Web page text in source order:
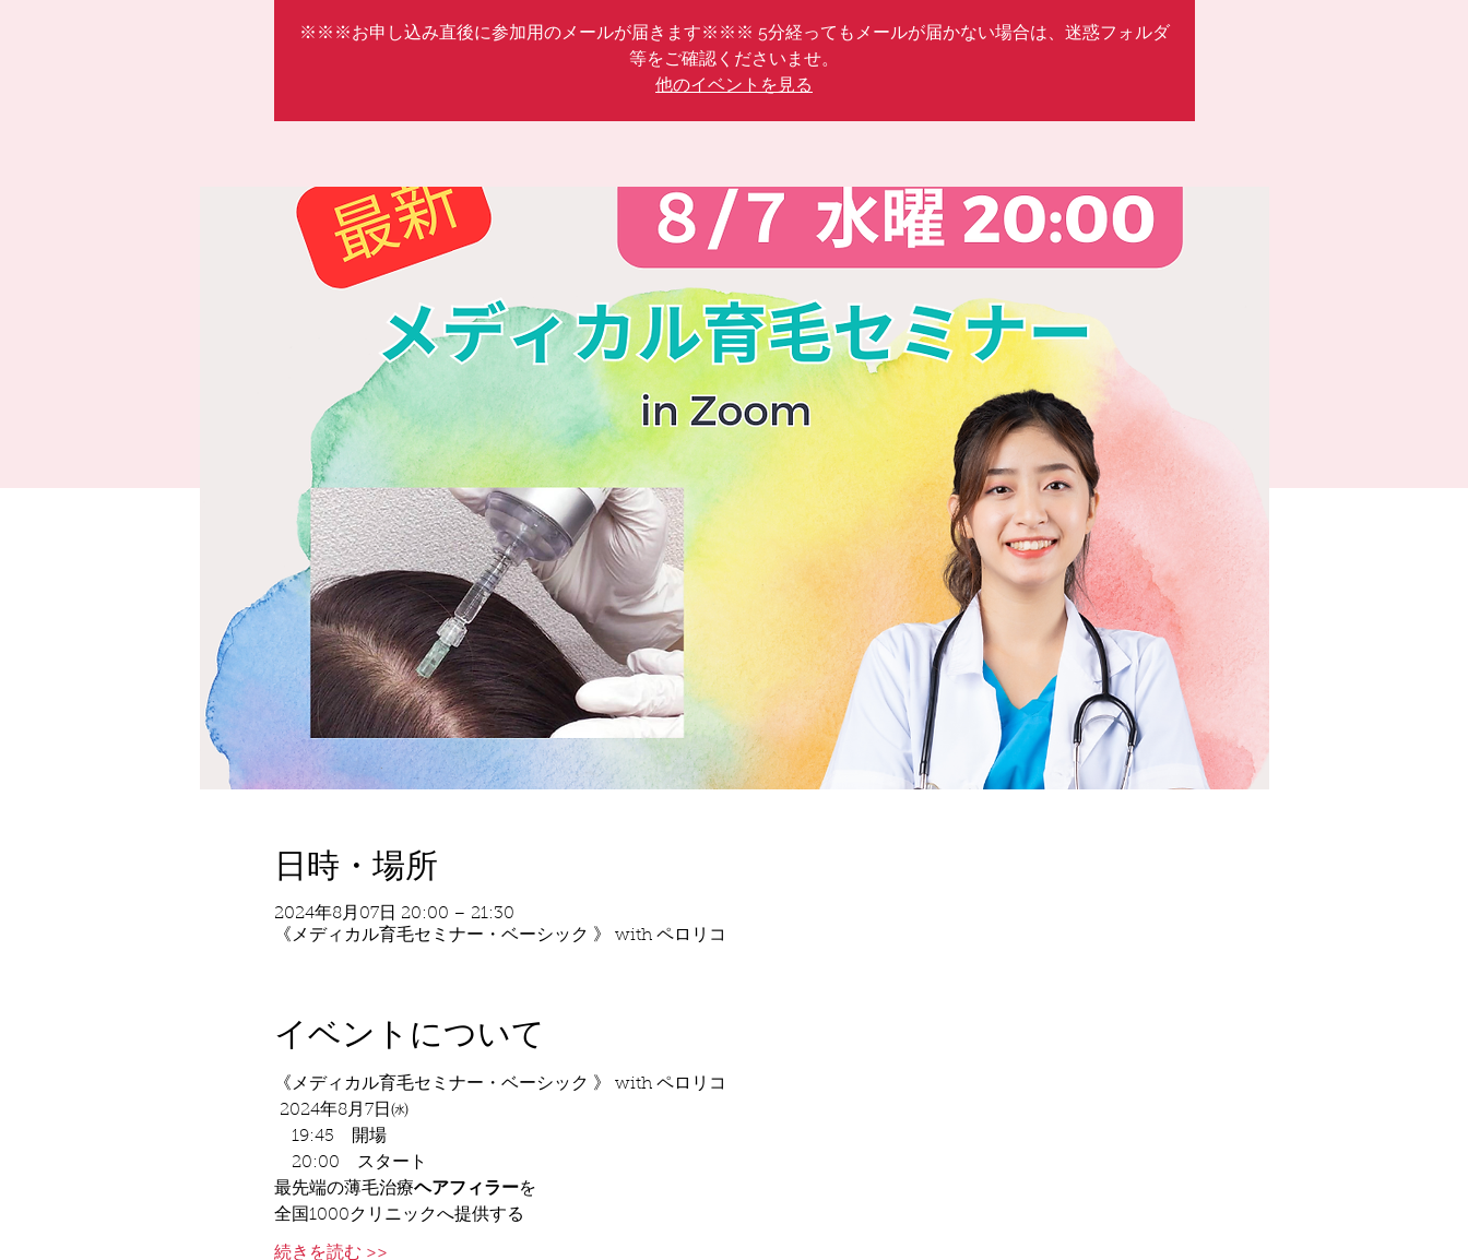
※※※お申し込み直後に参加用のメールが届きます※※※ 5分経ってもメールが届かない場合は、迷惑フォルダ
等をご確認くださいませ。
他のイベントを見る
日時・場所
2024年8月07日 20:00 – 21:30
《メディカル育毛セミナー・ベーシック 》 with ペロリコ
イベントについて
《メディカル育毛セミナー・ベーシック 》 with ペロリコ
2024年8月7日㈬
19:45　開場
20:00　スタート
最先端の薄毛治療ヘアフィラーを
全国1000クリニックへ提供する
続きを読む >>